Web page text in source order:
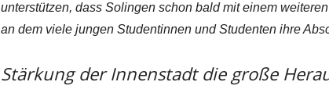
unterstützen, dass Solingen schon bald mit einem
an dem viele jungen Studentinnen und Studenten ihre
Stärkung der Innenstadt die große